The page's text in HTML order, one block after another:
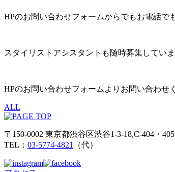
HPのお問い合わせフォームからでもお電話で
スタイリストアシスタントも随時募集していま
HPのお問い合わせフォームよりお問い合わせ
ALL
〒150-0002 東京都渋谷区渋谷1-3-18,C-404・405
TEL： 03-5774-4821 （代）